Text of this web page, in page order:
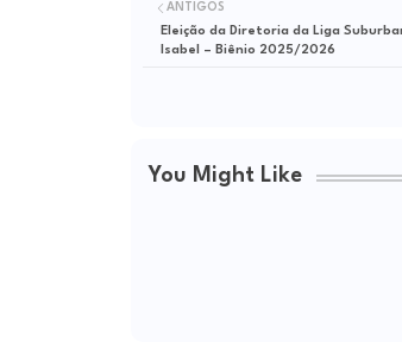
ANTIGOS
Eleição da Diretoria da Liga
Isabel – Biênio 2025/2026
You Might Like